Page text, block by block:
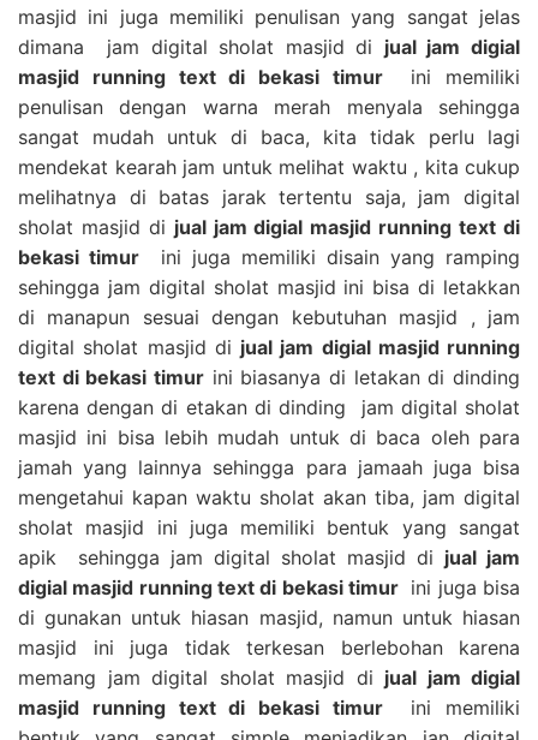
masjid ini juga memiliki penulisan yang sangat jelas
dimana jam digital sholat masjid di jual jam digial
masjid running text di bekasi timurini memiliki
penulisan dengan warna merah menyala sehingga
sangat mudah untuk di baca, kita tidak perlu lagi
mendekat kearah jam untuk melihat waktu , kita cukup
melihatnya di batas jarak tertentu saja, jam digital
sholat masjid di jual jam digial masjid running text di
bekasi timur ini juga memiliki disain yang ramping
sehingga jam digital sholat masjid ini bisa di letakkan
di manapun sesuai dengan kebutuhan masjid , jam
digital sholat masjid di jual jam digial masjid running
text di bekasi timur ini biasanya di letakan di dinding
karena dengan di etakan di dinding jam digital sholat
masjid ini bisa lebih mudah untuk di baca oleh para
jamah yang lainnya sehingga para jamaah juga bisa
mengetahui kapan waktu sholat akan tiba, jam digital
sholat masjid ini juga memiliki bentuk yang sangat
apik sehingga jam digital sholat masjid di jual jam
digial masjid running text di bekasi timurini juga bisa
di gunakan untuk hiasan masjid, namun untuk hiasan
masjid ini juga tidak terkesan berlebohan karena
memang jam digital sholat masjid di jual jam digial
masjid running text di bekasi timurini memiliki